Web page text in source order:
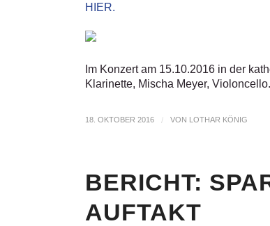
HIER.
Im Konzert am 15.10.2016 in der
Klarinette, Mischa Meyer,
18. OKTOBER 2016 / VON LOTHAR KÖNIG
BERICHT:
AUFTAKT